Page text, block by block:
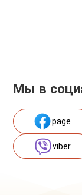
Мы в
page
viber